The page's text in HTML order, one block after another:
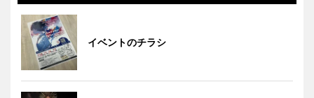
イベントのチラシ